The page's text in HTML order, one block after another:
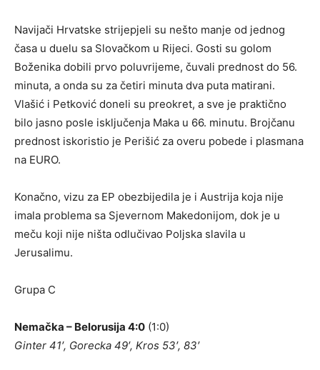
Navijači Hrvatske strijepjeli su nešto manje od jednog
časa u duelu sa Slovačkom u Rijeci. Gosti su golom
Boženika dobili prvo poluvrijeme, čuvali prednost do 56.
minuta, a onda su za četiri minuta dva puta matirani.
Vlašić i Petković doneli su preokret, a sve je praktično
bilo jasno posle isključenja Maka u 66. minutu. Brojčanu
prednost iskoristio je Perišić za overu pobede i plasmana
na EURO.
Konačno, vizu za EP obezbijedila je i Austrija koja nije
imala problema sa Sjevernom Makedonijom, dok je u
meču koji nije ništa odlučivao Poljska slavila u
Jerusalimu.
Grupa C
Nemačka – Belorusija 4:0 (1:0)
Ginter 41′, Gorecka 49′, Kros 53′, 83′